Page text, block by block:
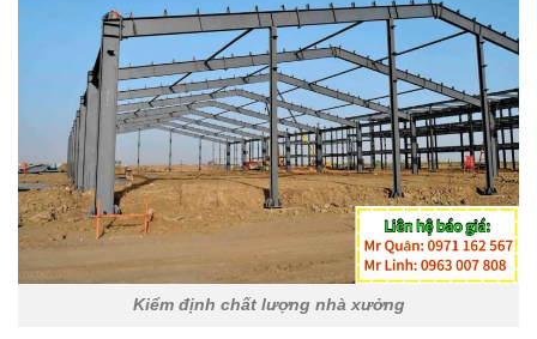
Kiểm định chất lượng nhà xưởng